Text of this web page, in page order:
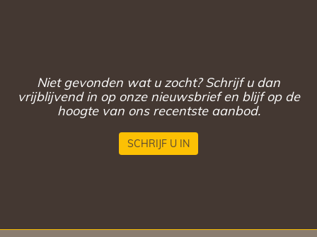
Niet gevonden wat u zocht? Schrijf u dan
vrijblijvend in op onze nieuwsbrief en blijf op de
hoogte van ons recentste aanbod.
SCHRIJF U IN